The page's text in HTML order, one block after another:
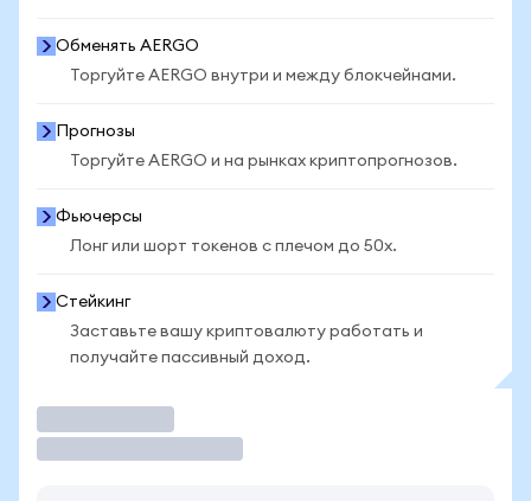
Обменять AERGO
Торгуйте AERGO внутри и между блокчейнами.
Прогнозы
Торгуйте AERGO и на рынках криптопрогнозов.
Фьючерсы
Лонг или шорт токенов с плечом до 50x.
Стейкинг
Заставьте вашу криптовалюту работать и
получайте пассивный доход.